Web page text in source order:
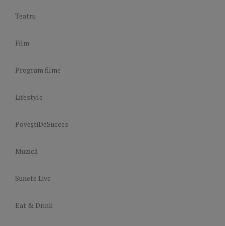
Teatru
Film
Program filme
Lifestyle
PoveștiDeSucces
Muzică
Sunete Live
Eat & Drink